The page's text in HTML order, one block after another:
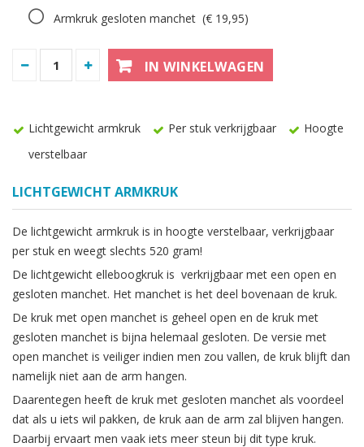
Armkruk gesloten manchet (€ 19,95)
IN WINKELWAGEN
Lichtgewicht armkruk Per stuk verkrijgbaar
Hoogte
verstelbaar
LICHTGEWICHT ARMKRUK
De lichtgewicht armkruk is in hoogte verstelbaar, verkrijgbaar
per stuk en weegt slechts 520 gram!
De lichtgewicht elleboogkruk is verkrijgbaar met een open en
gesloten manchet. Het manchet is het deel bovenaan de kruk.
De kruk met open manchet is geheel open en de kruk met
gesloten manchet is bijna helemaal gesloten. De versie met
open manchet is veiliger indien men zou vallen, de kruk blijft dan
namelijk niet aan de arm hangen.
Daarentegen heeft de kruk met gesloten manchet als voordeel
dat als u iets wil pakken, de kruk aan de arm zal blijven hangen.
Daarbij ervaart men vaak iets meer steun bij dit type kruk.